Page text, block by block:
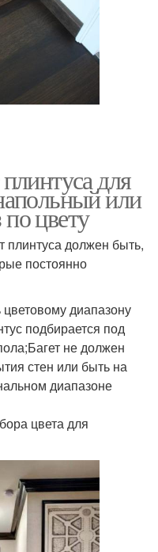
для
или
цвету
плинтуса должен быть,
постоянно
диапазону
подбирается под
не должен
стен или быть на
диапазоне
цвета для